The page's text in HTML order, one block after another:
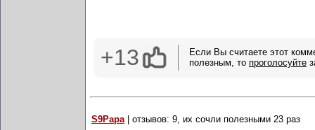
+13
Если Вы считаете этот
полезным, то проголосуйте
S9Papa| отзывов: 9, их сочли полезными 23 раз